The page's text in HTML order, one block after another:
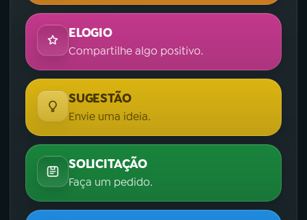
ELOGIO
Compartilhe algo positivo.
SUGESTÃO
Envie uma ideia.
SOLICITAÇÃO
Faça um pedido.